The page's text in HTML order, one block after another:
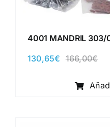
4001 MANDRIL 303/
166,00€El
130,65€
El
es: